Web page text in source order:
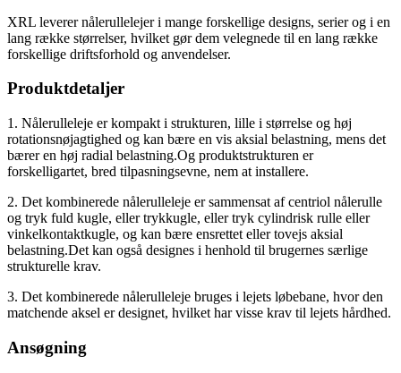
XRL leverer nålerullelejer i mange forskellige designs, serier og i en
lang række størrelser, hvilket gør dem velegnede til en lang række
forskellige driftsforhold og anvendelser.
Produktdetaljer
1. Nålerulleleje er kompakt i strukturen, lille i størrelse og høj
rotationsnøjagtighed og kan bære en vis aksial belastning, mens det
bærer en høj radial belastning.Og produktstrukturen er
forskelligartet, bred tilpasningsevne, nem at installere.
2. Det kombinerede nålerulleleje er sammensat af centriol nålerulle
og tryk fuld kugle, eller trykkugle, eller tryk cylindrisk rulle eller
vinkelkontaktkugle, og kan bære ensrettet eller tovejs aksial
belastning.Det kan også designes i henhold til brugernes særlige
strukturelle krav.
3. Det kombinerede nålerulleleje bruges i lejets løbebane, hvor den
matchende aksel er designet, hvilket har visse krav til lejets hårdhed.
Ansøgning